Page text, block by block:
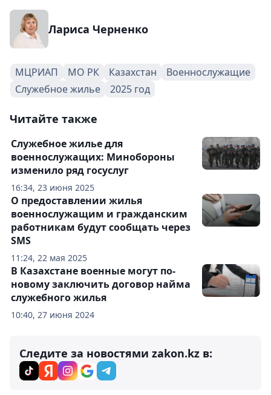
Лариса Черненко
МЦРИАП МО РК Казахстан
Военнослужащие
Служебное жилье
2025 год
Читайте также
16:34, 23 июня 2025
Служебное жилье для
военнослужащих: Минобороны
изменило ряд госуслуг
11:24, 22 мая 2025
О предоставлении жилья
военнослужащим и гражданским
работникам будут сообщать через
SMS
10:40, 27 июня 2024
В Казахстане военные могут по-
новому заключить договор найма
служебного жилья
Следите за новостями zakon.kz в: